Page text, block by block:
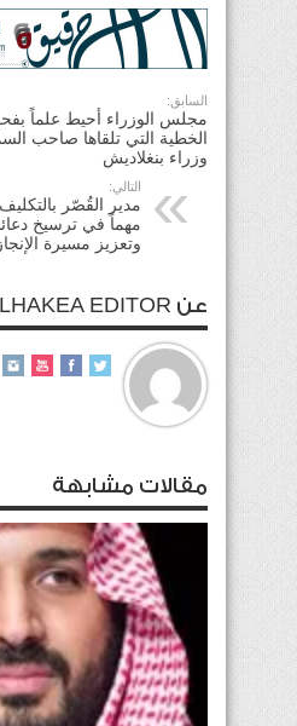
السابق:
مجلس الوزراء أحيط علماً
الخطية التي تلقاها صاحب
وزراء بنغلاديش
التالي:
مدير القُصّر
مهماً في ترسيخ
وتعزيز مسيرة
عن ALHAKEA EDITOR
مقالات مشابهة